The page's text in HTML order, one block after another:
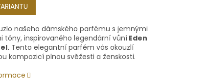
našeho dámského parfému s jemnými
tóny, inspirovaného legendární vůníEden
Tento elegantní parfém vás okouzlí
kompozicí plnou svěžesti a ženskosti.